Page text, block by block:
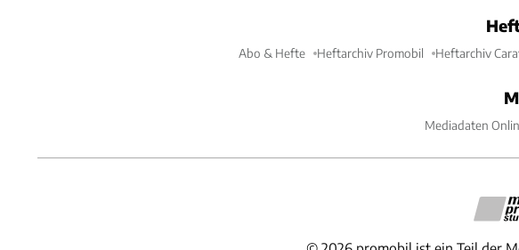
Abo & Hefte Heftarchiv Promobil Heftarchiv
Mediadaten